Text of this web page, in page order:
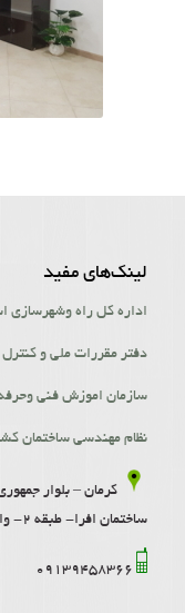
لینک‌‌های مفید
اداره کل راه وشهرسازی
دفتر مقررات ملی و
سازمان اموزش فنی
نظام مهندسی ساختمان
کرمان – بلوار
ساختمان افرا- طبقه 2- واحد 5
09139458366